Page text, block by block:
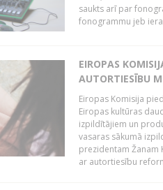
saukts arī par
fonogrammu jeb
EIROPAS
AUTORTIESĪBU
Eiropas Komisija
Eiropas kultūras
izpildītājiem un
vasaras sākumā
prezidentam Žanam
ar autortiesību